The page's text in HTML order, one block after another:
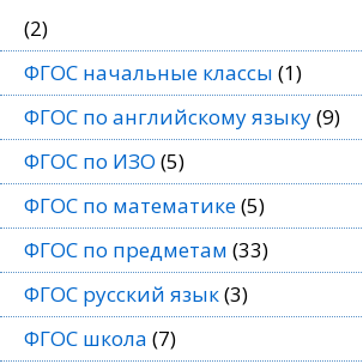
(2)
ФГОС начальные классы (1)
ФГОС по английскому языку(9)
ФГОС по ИЗО (5)
ФГОС по математике(5)
ФГОС по предметам (33)
ФГОС русский язык(3)
ФГОС школа (7)